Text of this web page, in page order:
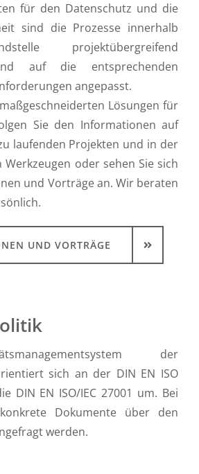
für den Datenschutz und die
sind die Prozesse innerhalb
projektübergreifend
auf die entsprechenden
angepasst.
Lösungen für
Sie den Informationen auf
laufenden Projekten und in der
oder sehen Sie sich
und Vorträge an. Wir beraten
UND VORTRÄGE
der
sich an der DIN EN ISO
DIN EN ISO/IEC 27001 um. Bei
Dokumente über den
werden.